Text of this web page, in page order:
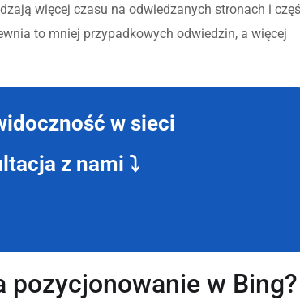
więcej czasu na odwiedzanych stronach i
to mniej przypadkowych odwiedzin, a więcej
w sieci
z nami ⤵
pozycjonowanie w Bing?